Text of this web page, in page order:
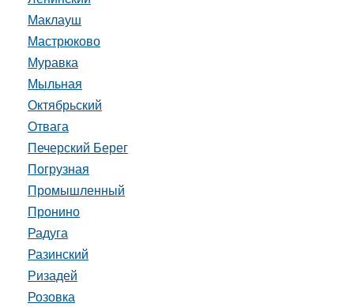
Маклауш
Мастрюково
Муравка
Мыльная
Октябрьский
Отвага
Печерский Берег
Погрузная
Промышленный
Пронино
Радуга
Разинский
Ризадей
Розовка